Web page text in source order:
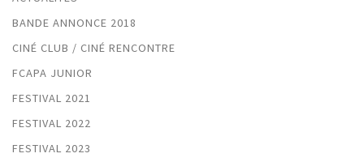
BANDE ANNONCE 2018
CINÉ CLUB / CINÉ RENCONTRE
FCAPA JUNIOR
FESTIVAL 2021
FESTIVAL 2022
FESTIVAL 2023